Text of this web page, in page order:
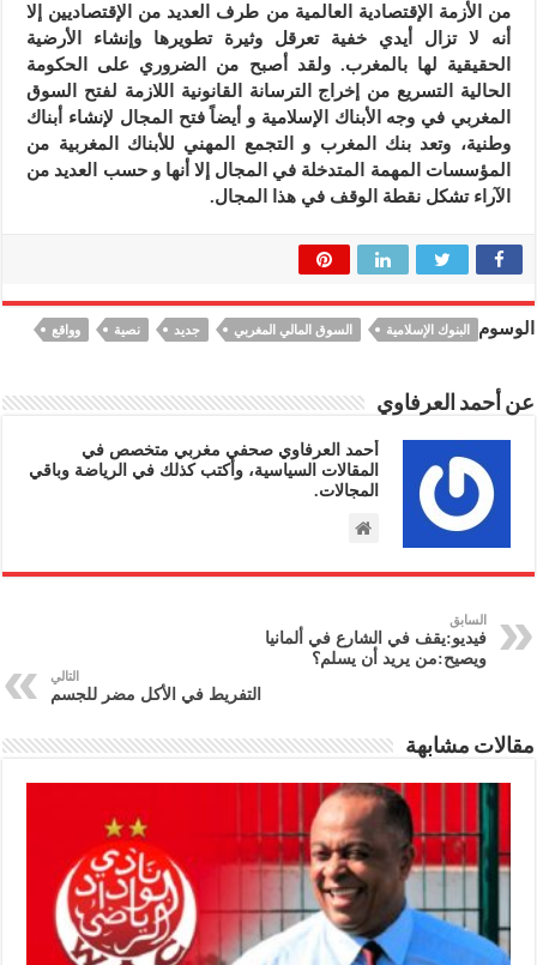
من الأزمة الإقتصادية العالمية من طرف العديد من الإقتصاديين إلا
أنه لا تزال أيدي خفية تعرقل وثيرة تطويرها وإنشاء الأرضية
الحقيقية لها بالمغرب. ولقد أصبح من الضروري على الحكومة
الحالية التسريع من إخراج الترسانة القانونية اللازمة لفتح السوق
المغربي في وجه الأبناك الإسلامية و أيضاً فتح المجال لإنشاء أبناك
وطنية، وتعد بنك المغرب و التجمع المهني للأبناك المغربية من
المؤسسات المهمة المتدخلة في المجال إلا أنها و حسب العديد من
الآراء تشكل نقطة الوقف في هذا المجال.
الوسوم البنوك الإسلامية السوق المالي المغربي جديد نصية وواقع
عن أحمد العرفاوي
أحمد العرفاوي صحفي مغربي متخصص في
المقالات السياسية، وأكتب كذلك في الرياضة وباقي
المجالات.
السابق
فيديو:يقف في الشارع في ألمانيا
ويصيح:من يريد أن يسلم؟
التالي
التفريط في الأكل مضر للجسم
مقالات مشابهة